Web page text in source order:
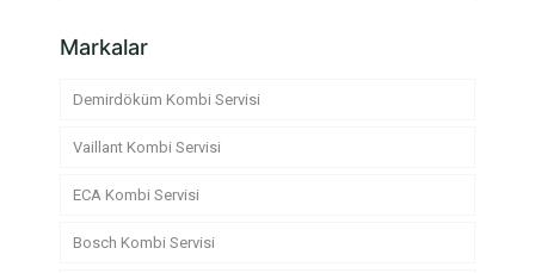
Markalar
Demirdöküm Kombi Servisi
Vaillant Kombi Servisi
ECA Kombi Servisi
Bosch Kombi Servisi